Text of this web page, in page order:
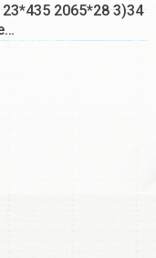
2065*28 3)34